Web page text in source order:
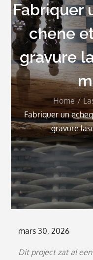
Fabriquer
chene
gravure
Home
Fabriquer un
gravure
Posted
mars 30, 2026
Dit project zat al